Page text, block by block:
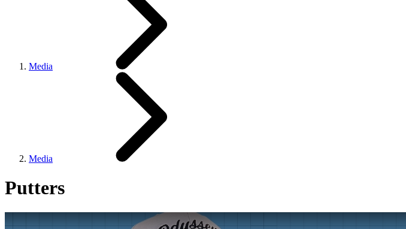
Media
Media
Putters